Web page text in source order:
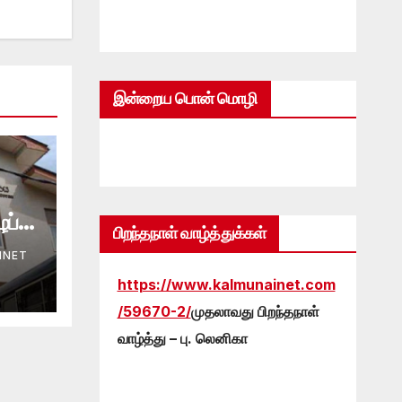
இன்றைய பொன் மொழி
பிறந்தநாள் வாழ்த்துக்கள்
https://www.kalmunainet.com
/59670-2/முதலாவது பிறந்தநாள்
வாழ்த்து – பு. லெனிகா